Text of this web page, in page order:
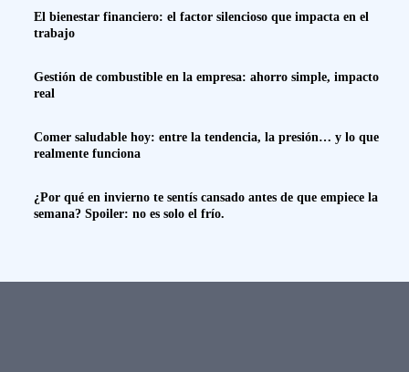
El bienestar financiero: el factor silencioso que impacta en el
trabajo
Gestión de combustible en la empresa: ahorro simple, impacto
real
Comer saludable hoy: entre la tendencia, la presión… y lo que
realmente funciona
¿Por qué en invierno te sentís cansado antes de que empiece la
semana? Spoiler: no es solo el frío.